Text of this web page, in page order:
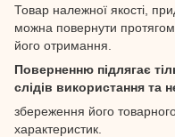
Товар належної якості,
можна повернути
його отримання.
Поверненню підлягає
слідів використання та
збереження його
характеристик.